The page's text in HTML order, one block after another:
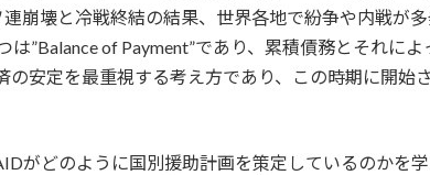
崩壊と冷戦終結の結果、世界各地で紛争や内戦が
”Balance of Payment”であり、累積債務とそれに
安定を最重視する考え方であり、この時期に開始
がどのように国別援助計画を策定しているのかを